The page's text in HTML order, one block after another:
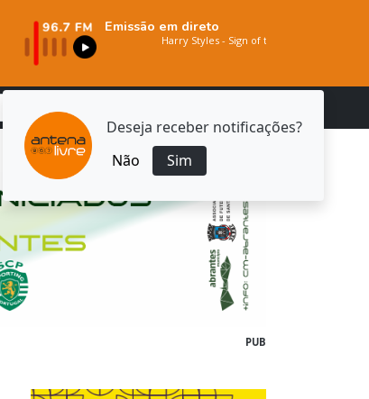
Deseja receber notificações?
Não
Sim
Emissão em direto
PUB